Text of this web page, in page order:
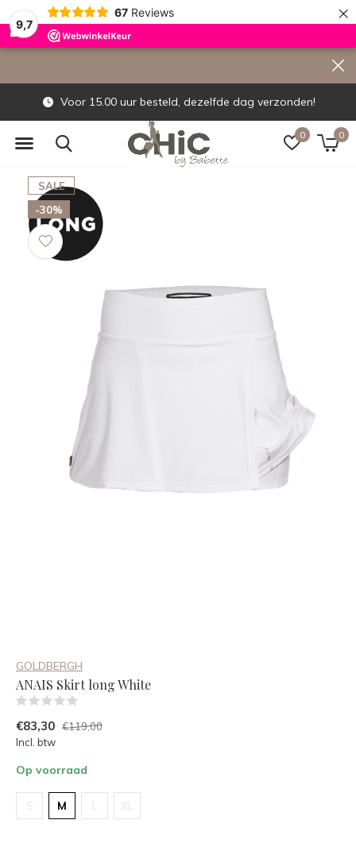
9,7
67 Reviews ×
0 0
Voor 15.00 uur besteld, dezelfde dag verzonden!
SALE
-30%
GOLDBERGH
ANAIS Skirt long White
€83,30 €119,00
Incl. btw
Op voorraad
S M L XL